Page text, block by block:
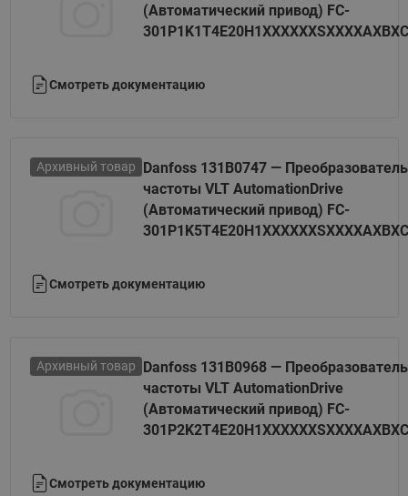
(Автоматический привод) FC-
Смотреть документацию
Архивный товар
Danfoss 131B0747 — Преобразователь
частоты VLT AutomationDrive
(Автоматический привод) FC-
Смотреть документацию
Архивный товар
Danfoss 131B0968 — Преобразователь
частоты VLT AutomationDrive
(Автоматический привод) FC-
Смотреть документацию